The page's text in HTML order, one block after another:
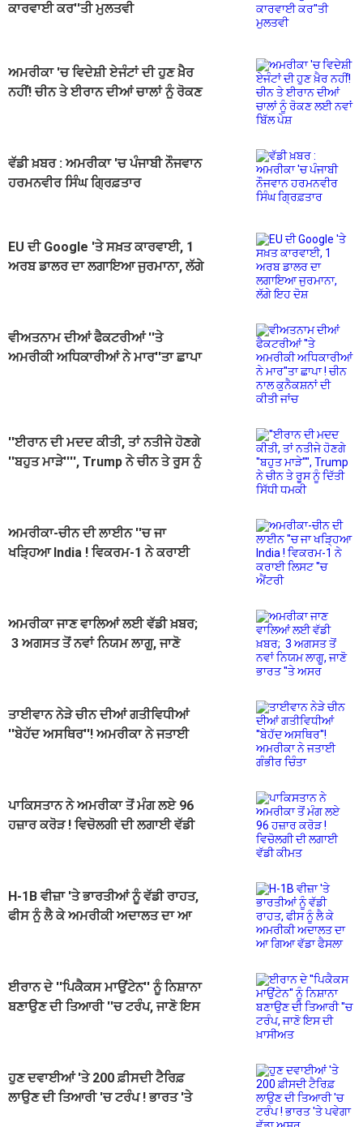
ਕਾਰਵਾਈ ਕਰ''ਤੀ ਮੁਲਤਵੀ
ਅਮਰੀਕਾ 'ਚ ਵਿਦੇਸ਼ੀ ਏਜੰਟਾਂ ਦੀ ਹੁਣ ਖ਼ੈਰ
ਨਹੀਂ! ਚੀਨ ਤੇ ਈਰਾਨ ਦੀਆਂ ਚਾਲਾਂ ਨੂੰ ਰੋਕਣ
ਵੱਡੀ ਖ਼ਬਰ : ਅਮਰੀਕਾ 'ਚ ਪੰਜਾਬੀ ਨੌਜਵਾਨ
ਹਰਮਨਵੀਰ ਸਿੰਘ ਗ੍ਰਿਫ਼ਤਾਰ
EU ਦੀ Google 'ਤੇ ਸਖ਼ਤ ਕਾਰਵਾਈ, 1
ਅਰਬ ਡਾਲਰ ਦਾ ਲਗਾਇਆ ਜੁਰਮਾਨਾ, ਲੱਗੇ
ਵੀਅਤਨਾਮ ਦੀਆਂ ਫੈਕਟਰੀਆਂ ''ਤੇ
ਅਮਰੀਕੀ ਅਧਿਕਾਰੀਆਂ ਨੇ ਮਾਰ''ਤਾ ਛਾਪਾ
''ਈਰਾਨ ਦੀ ਮਦਦ ਕੀਤੀ, ਤਾਂ ਨਤੀਜੇ ਹੋਣਗੇ
''ਬਹੁਤ ਮਾੜੇ'''', Trump ਨੇ ਚੀਨ ਤੇ ਰੂਸ ਨੂੰ
ਅਮਰੀਕਾ-ਚੀਨ ਦੀ ਲਾਈਨ ''ਚ ਜਾ
ਖੜ੍ਹਿਆ India ! ਵਿਕਰਮ-1 ਨੇ ਕਰਾਈ
ਅਮਰੀਕਾ ਜਾਣ ਵਾਲਿਆਂ ਲਈ ਵੱਡੀ ਖ਼ਬਰ;
3 ਅਗਸਤ ਤੋਂ ਨਵਾਂ ਨਿਯਮ ਲਾਗੂ, ਜਾਣੋ
ਤਾਈਵਾਨ ਨੇੜੇ ਚੀਨ ਦੀਆਂ ਗਤੀਵਿਧੀਆਂ
''ਬੇਹੱਦ ਅਸਥਿਰ''! ਅਮਰੀਕਾ ਨੇ ਜਤਾਈ
ਪਾਕਿਸਤਾਨ ਨੇ ਅਮਰੀਕਾ ਤੋਂ ਮੰਗ ਲਏ 96
ਹਜ਼ਾਰ ਕਰੋੜ ! ਵਿਚੋਲਗੀ ਦੀ ਲਗਾਈ ਵੱਡੀ
H-1B ਵੀਜ਼ਾ 'ਤੇ ਭਾਰਤੀਆਂ ਨੂੰ ਵੱਡੀ ਰਾਹਤ,
ਫੀਸ ਨੂੰ ਲੈ ਕੇ ਅਮਰੀਕੀ ਅਦਾਲਤ ਦਾ ਆ
ਈਰਾਨ ਦੇ ''ਪਿਕੈਕਸ ਮਾਉਂਟੇਨ'' ਨੂੰ ਨਿਸ਼ਾਨਾ
ਬਣਾਉਣ ਦੀ ਤਿਆਰੀ ''ਚ ਟਰੰਪ, ਜਾਣੋ ਇਸ
ਹੁਣ ਦਵਾਈਆਂ 'ਤੇ 200 ਫ਼ੀਸਦੀ ਟੈਰਿਫ਼
ਲਾਉਣ ਦੀ ਤਿਆਰੀ 'ਚ ਟਰੰਪ ! ਭਾਰਤ 'ਤੇ